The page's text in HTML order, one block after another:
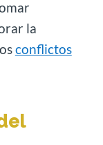
la
conflictos